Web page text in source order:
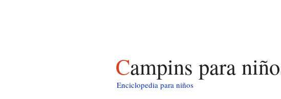
Campins para
Enciclopedia para niños